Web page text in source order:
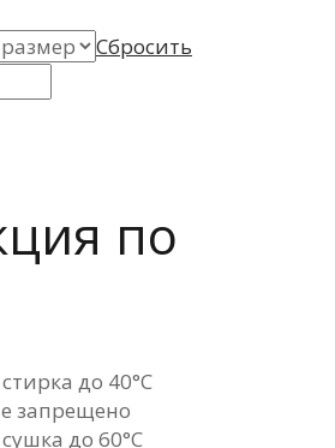
Сбросить
по
до 40°C
запрещено
до 60°C